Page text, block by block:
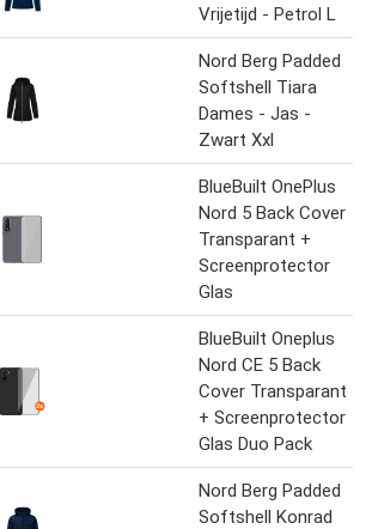
Vrijetijd - Petrol L
Nord Berg Padded
Softshell Tiara
Dames - Jas -
Zwart Xxl
BlueBuilt OnePlus
Nord 5 Back Cover
Transparant +
Screenprotector
Glas
BlueBuilt Oneplus
Nord CE 5 Back
Cover Transparant
+ Screenprotector
Glas Duo Pack
Nord Berg Padded
Softshell Konrad